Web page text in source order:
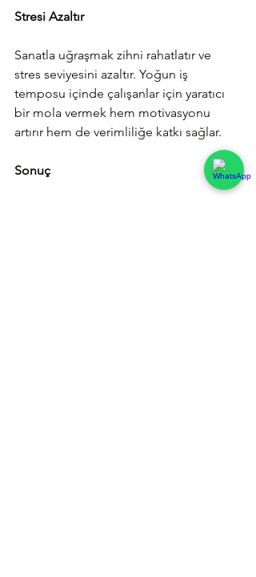
Stresi Azaltır
Sanatla uğraşmak zihni rahatlatır ve
stres seviyesini azaltır. Yoğun iş
temposu içinde çalışanlar için yaratıcı
bir mola vermek hem motivasyonu
artırır hem de verimliliğe katkı sağlar.
Sonuç